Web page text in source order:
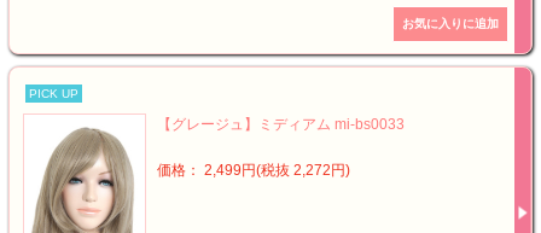
PICK UP
【グレージュ】ミディアム mi-bs0033
価格： 2,499円(税抜 2,272円)